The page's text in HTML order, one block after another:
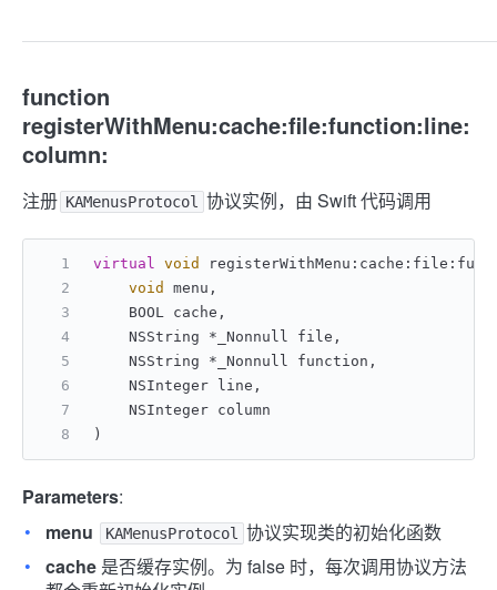
function
registerWithMenu:cache:file:function:line:
column:
注册 KAMenusProtocol 协议实例，由 Swift 代码调用
virtual void
void
menu,
    BOOL cache,
    NSString *_Nonnull file,
    NSString *_Nonnull function,
    NSInteger line,
    NSInteger column
)
Parameters:
menu
KAMenusProtocol
协议实现类的初始化函数
cache 是否缓存实例。为 false 时，每次调用协议方法